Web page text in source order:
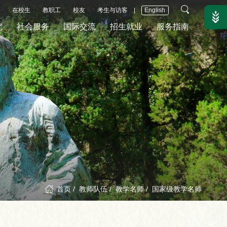
在校生 教职工 校友 考生与访客 | English
社会服务 国际交流 招生就业 服务指南
首页 / 教师队伍 / 教学名师 / 国家级教学名师